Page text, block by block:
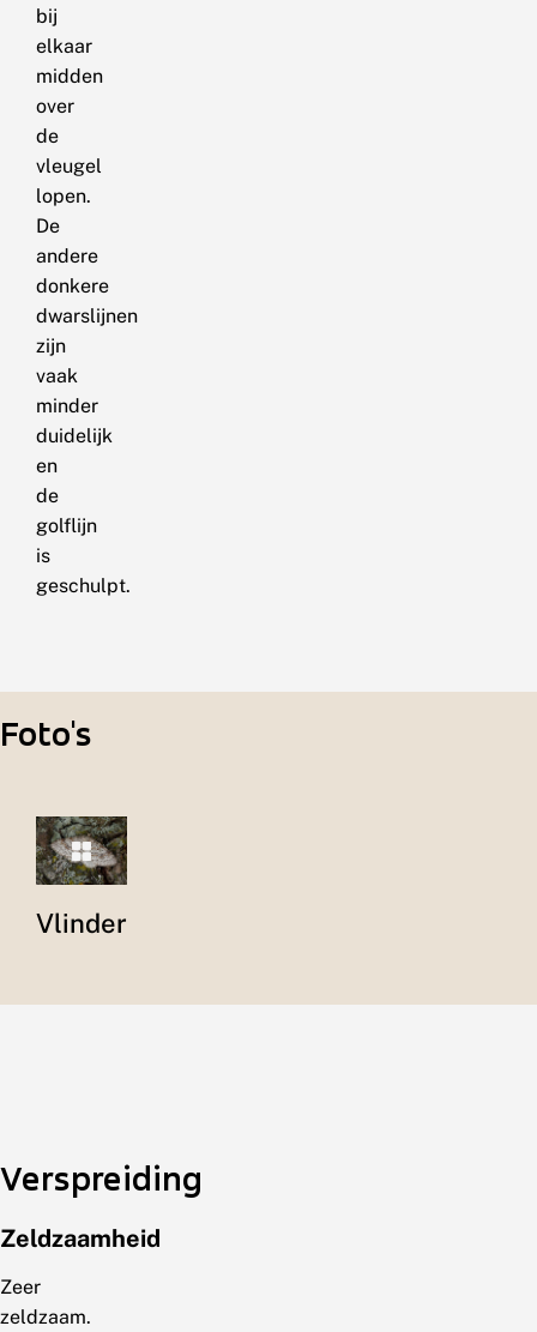
bij
elkaar
midden
over
de
vleugel
lopen.
De
andere
donkere
dwarslijnen
zijn
vaak
minder
duidelijk
en
de
golflijn
is
geschulpt.
Foto's
Vlinder
Verspreiding
Zeldzaamheid
Zeer
zeldzaam.